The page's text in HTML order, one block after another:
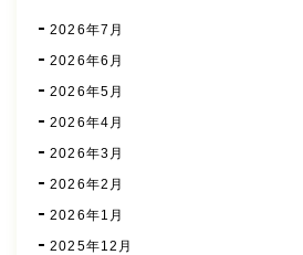
2026年7月
2026年6月
2026年5月
2026年4月
2026年3月
2026年2月
2026年1月
2025年12月